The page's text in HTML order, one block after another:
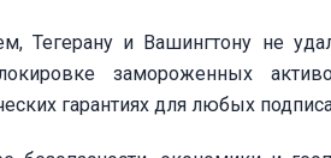
Тегерану и Вашингтону не
замороженных
гарантиях для любых